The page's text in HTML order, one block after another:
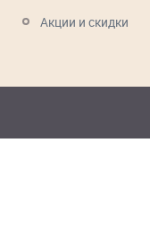
Акции и скидки